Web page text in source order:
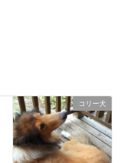
コリー犬